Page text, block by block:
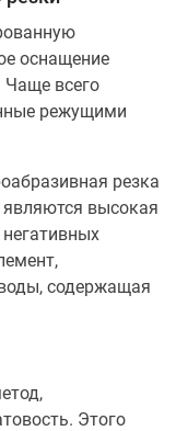
оснащение
всего
режущими
резка
высокая
негативных
содержащая
Этого